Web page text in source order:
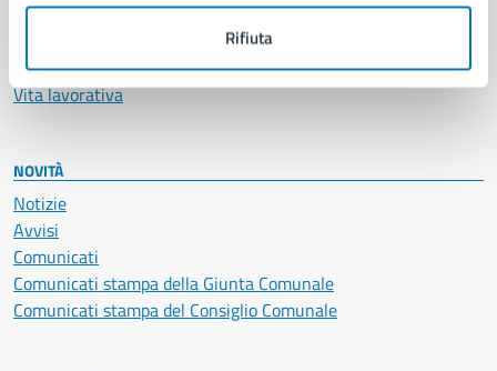
Rifiuta
Imprese e commercio
Salute, benessere e assistenza
Servizi Cimiteriali
Vita lavorativa
NOVITÀ
Notizie
Avvisi
Comunicati
Comunicati stampa della Giunta Comunale
Comunicati stampa del Consiglio Comunale